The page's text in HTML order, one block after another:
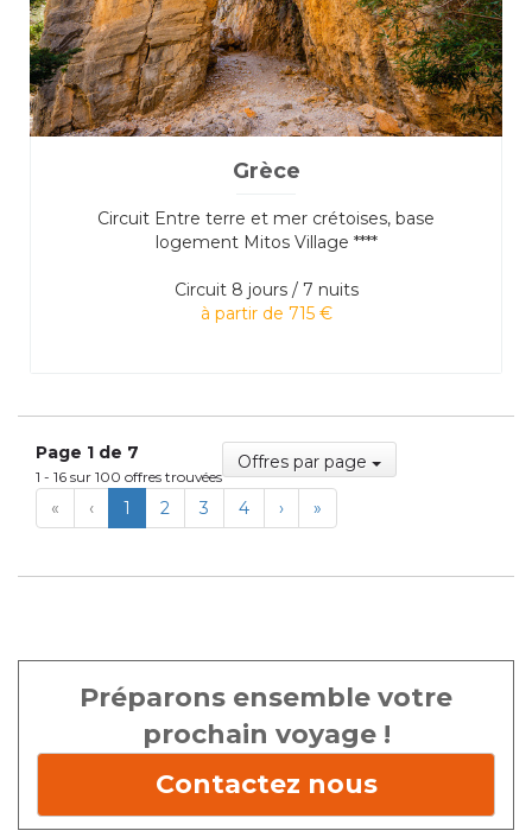
Grèce
Circuit Entre terre et mer crétoises, base
logement Mitos Village ****
Circuit 8 jours / 7 nuits
à partir de 715 €
Page 1 de 7
1 - 16 sur 100 offres trouvées
Offres par page
« First‹Previous
1 2 3 4 ›Next
»
Préparons ensemble votre
prochain voyage !
Contactez nous